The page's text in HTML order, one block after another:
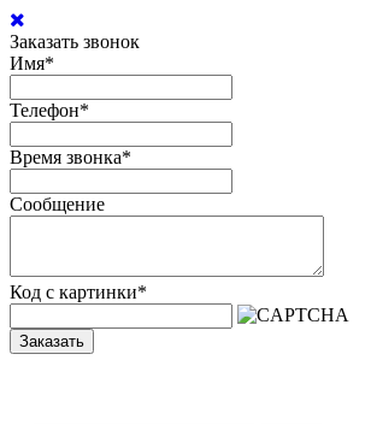
Заказать звонок
Имя*
Телефон*
Время звонка*
Сообщение
Код с картинки*
Заказать